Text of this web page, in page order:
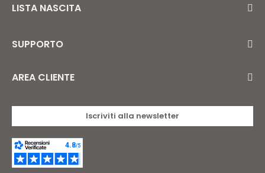
LISTA NASCITA
SUPPORTO
AREA CLIENTE
Iscriviti alla newsletter